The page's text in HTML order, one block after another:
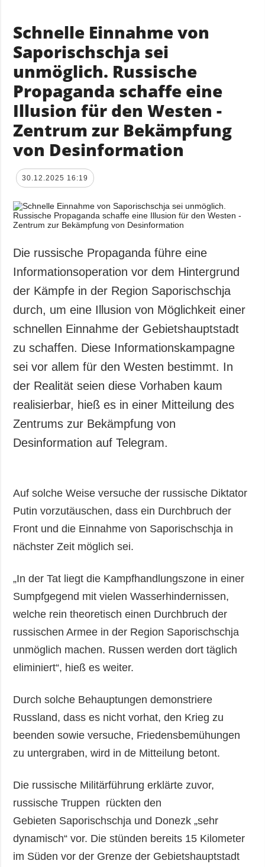
Schnelle Einnahme von
Saporischschja sei
unmöglich. Russische
Propaganda schaffe eine
Illusion für den Westen -
Zentrum zur Bekämpfung
von Desinformation
30.12.2025 16:19
Die russische Propaganda führe eine
Informationsoperation vor dem Hintergrund
der Kämpfe in der Region Saporischschja
durch, um eine Illusion von Möglichkeit einer
schnellen Einnahme der Gebietshauptstadt
zu schaffen. Diese Informationskampagne
sei vor allem für den Westen bestimmt. In
der Realität seien diese Vorhaben kaum
realisierbar, hieß es in einer Mitteilung des
Zentrums zur Bekämpfung von
Desinformation auf Telegram.
Auf solche Weise versuche der russische Diktator
Putin vorzutäuschen, dass ein Durchbruch der
Front und die Einnahme von Saporischschja in
nächster Zeit möglich sei.
„In der Tat liegt die Kampfhandlungszone in einer
Sumpfgegend mit vielen Wasserhindernissen,
welche rein theoretisch einen Durchbruch der
russischen Armee in der Region Saporischschja
unmöglich machen. Russen werden dort täglich
eliminiert“, hieß es weiter.
Durch solche Behauptungen demonstriere
Russland, dass es nicht vorhat, den Krieg zu
beenden sowie versuche, Friedensbemühungen
zu untergraben, wird in de Mitteilung betont.
Die russische Militärführung erklärte zuvor,
russische Truppen rückten den
Gebieten Saporischschja und Donezk „sehr
dynamisch“ vor. Die stünden bereits 15 Kilometer
im Süden vor der Grenze der Gebietshauptstadt